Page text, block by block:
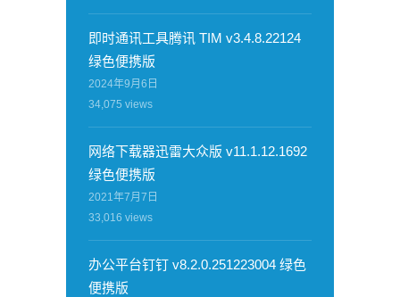
即时通讯工具腾讯 TIM v3.4.8.22124
绿色便携版
2024年9月6日
34,075 views
网络下载器迅雷大众版 v11.1.12.1692
绿色便携版
2021年7月7日
33,016 views
办公平台钉钉 v8.2.0.251223004 绿色
便携版